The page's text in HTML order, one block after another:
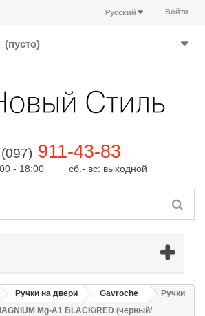
Войти
Русский
(пусто)
911-43-83
- 18:00 сб.- вс: выходной
Ручки на двери Gavroche
Ручки
Mg-A1 BLACK/RED (черный/